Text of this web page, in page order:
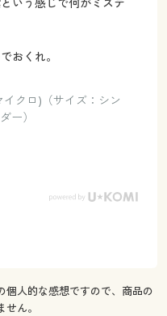
おくれ。
クロ)（サイズ：シン
ー）
人的な感想ですので、商品の
ん。